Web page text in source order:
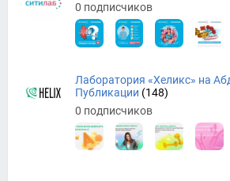
0 подписчиков
Лаборатория «Хеликс» на
Публикации (148)
0 подписчиков